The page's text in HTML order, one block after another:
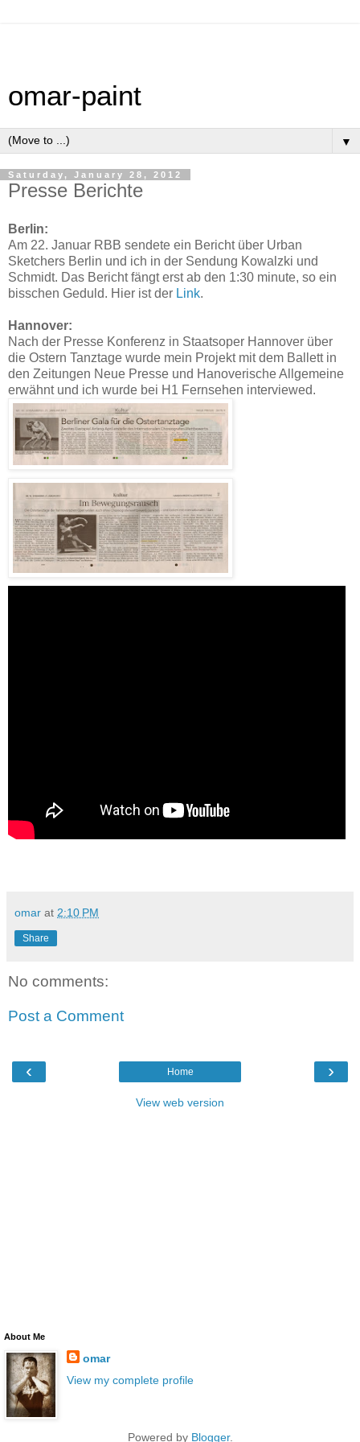
omar-paint
▼
Saturday, January 28, 2012
Presse Berichte
Berlin:
Am 22. Januar RBB sendete ein Bericht über Urban
Sketchers Berlin und ich in der Sendung Kowalzki und
Schmidt. Das Bericht fängt erst ab den 1:30 minute, so ein
bisschen Geduld. Hier ist der Link.
Hannover:
Nach der Presse Konferenz in Staatsoper Hannover über
die Ostern Tanztage wurde mein Projekt mit dem Ballett in
den Zeitungen Neue Presse und Hanoverische Allgemeine
erwähnt und ich wurde bei H1 Fernsehen interviewed.
omar at 2:10 PM
Share
No comments:
Post a Comment
‹ ›
Home
View web version
About Me
omar
View my complete profile
Powered by Blogger.